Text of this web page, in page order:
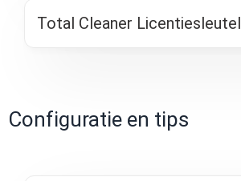
Total Cleaner Licentiesleutel
Configuratie en tips